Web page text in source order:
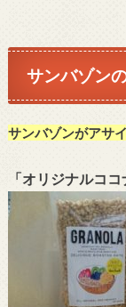
サンバゾン
サンバゾンがアサ
「オリジナルコ